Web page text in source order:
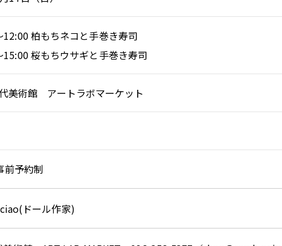
柏もちネコと手巻き寿司
桜もちウサギと手巻き寿司
美術館 アートラボマーケット
約制
ール作家)